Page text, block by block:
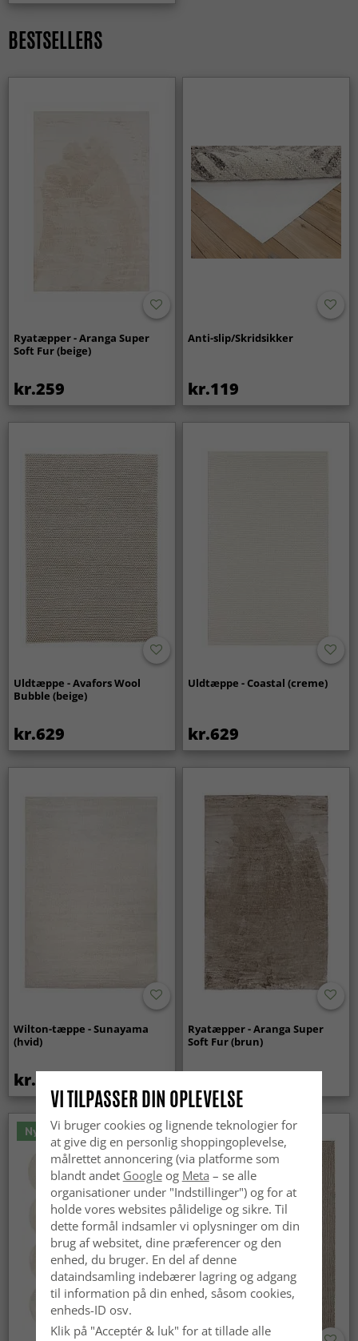
lige godt i moderne hjem som i klassiske omgivelser.
BESTSELLERS
Ryatæpper - Aranga Super
Soft Fur (beige)
kr.259
Anti-slip/Skridsikker
kr.119
Uldtæppe - Avafors Wool
Bubble (beige)
kr.629
Uldtæppe - Coastal (creme)
kr.629
Wilton-tæppe - Sunayama
(hvid)
kr.419
Ryatæpper - Aranga Super
Soft Fur (brun)
Nyhed
VI TILPASSER DIN OPLEVELSE
Vi bruger cookies og lignende teknologier for
at give dig en personlig shoppingoplevelse,
målrettet annoncering (via platforme som
blandt andet Googleog Meta – se alle
organisationer under "Indstillinger") og for at
holde vores websites pålidelige og sikre. Til
dette formål indsamler vi oplysninger om din
brug af websitet, dine præferencer og den
enhed, du bruger. En del af denne
dataindsamling indebærer lagring og adgang
til information på din enhed, såsom cookies,
enheds-ID osv.
Klik på "Acceptér & luk" for at tillade alle